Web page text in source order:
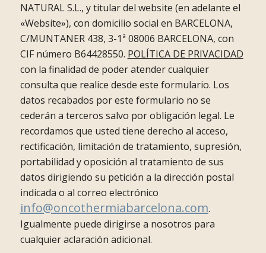
NATURAL S.L., y titular del website (en adelante el
«Website»), con domicilio social en BARCELONA,
C/MUNTANER 438, 3-1ª 08006 BARCELONA, con
CIF número B64428550. POLÍTICA DE PRIVACIDAD
con la finalidad de poder atender cualquier
consulta que realice desde este formulario. Los
datos recabados por este formulario no se
cederán a terceros salvo por obligación legal. Le
recordamos que usted tiene derecho al acceso,
rectificación, limitación de tratamiento, supresión,
portabilidad y oposición al tratamiento de sus
datos dirigiendo su petición a la dirección postal
indicada o al correo electrónico
info@oncothermiabarcelona.com.
Igualmente puede dirigirse a nosotros para
cualquier aclaración adicional.